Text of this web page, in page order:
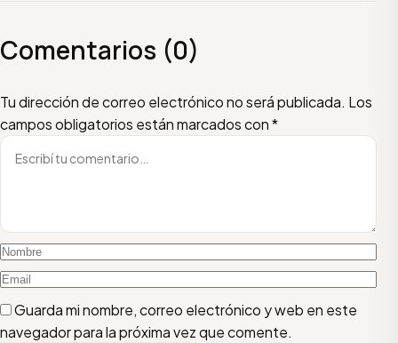
Comentarios (0)
Tu dirección de correo electrónico no será publicada. Los
campos obligatorios están marcados con*
Escribí tu comentario
Nombre
Email
Guarda mi nombre, correo electrónico y web en este
navegador para la próxima vez que comente.